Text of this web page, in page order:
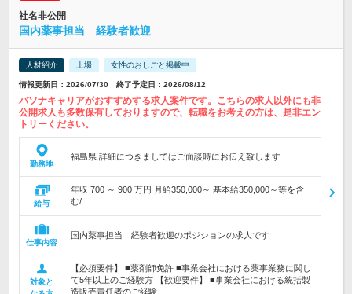
社名非公開
国内薬事担当 経験者歓迎
人材紹介 上場 女性のおしごと掲載中
情報更新日：2026/07/30 終了予定日：2026/08/12
パソナキャリアがおすすめする求人案件です。こちらの求人以外にも非
公開求人も多数保有しておりますので、転職をお考えの方は、是非エン
トリーください。
勤務地
福島県 詳細につきましてはご面談時にお伝え致します
給与
年収 700 ～ 900 万円 月給350,000～ 基本給350,000～等を含
む/…
仕事内容
国内薬事担当 経験者歓迎のポジションの求人です
対象と
【必須要件】 ■薬剤師免許 ■事業会社における薬事業務に関し
て5年以上のご経験方 【歓迎要件】 ■事業会社における統括製
造販売責任者のご経験